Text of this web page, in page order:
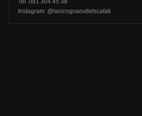
Instagram: @lacicognaoutletscafati